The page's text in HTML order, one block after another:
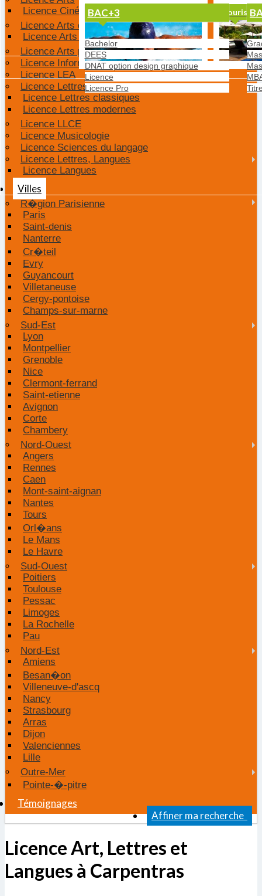
Sport et Bien-être
BAC+3
Bachelor
DEES
DNAT option design graphique
Licence
Licence Pro
Licence Cinéma
Licence Arts du spectacle
Licence Arts du spectacle et audiovisuel
Licence Arts plastiques
Licence Information et communication
Licence LEA
Licence Lettres
Licence Lettres classiques
Licence Lettres modernes
Licence LLCE
Licence Musicologie
Licence Sciences du langage
Licence Lettres, Langues
Licence Langues
Villes
R�gion Parisienne
Paris
Saint-denis
Nanterre
Cr�teil
Evry
Guyancourt
Villetaneuse
Cergy-pontoise
Champs-sur-marne
Sud-Est
Lyon
Montpellier
Grenoble
Nice
Clermont-ferrand
Saint-etienne
Avignon
Corte
Chambery
Nord-Ouest
Angers
Rennes
Caen
Mont-saint-aignan
Nantes
Tours
Orl�ans
Le Mans
Le Havre
Sud-Ouest
Poitiers
Toulouse
Pessac
Limoges
La Rochelle
Pau
Nord-Est
Amiens
Besan�on
Villeneuve-d'ascq
Nancy
Strasbourg
Arras
Dijon
Valenciennes
Lille
Outre-Mer
Pointe-�-pitre
Témoignages
Affiner ma recherche
Licence Art, Lettres et
Langues à Carpentras